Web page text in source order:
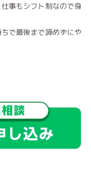
事もシフト制なので身
で最後まで諦めずにや